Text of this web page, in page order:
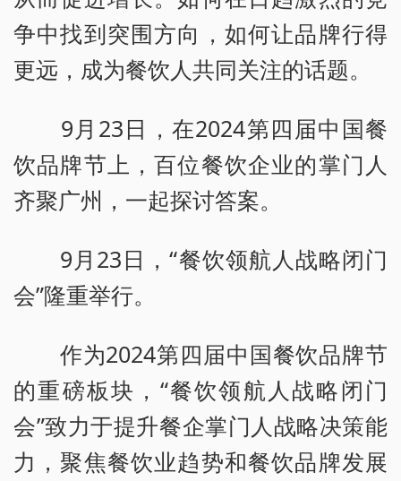
争中找到突围方向，如何让品牌行得
更远，成为餐饮人共同关注的话题。
9月23日，在2024第四届中国餐
饮品牌节上，百位餐饮企业的掌门人
齐聚广州，一起探讨答案。
9月23日，“餐饮领航人战略闭门
会”隆重举行。
作为2024第四届中国餐饮品牌节
的重磅板块，“餐饮领航人战略闭门
会”致力于提升餐企掌门人战略决策能
力，聚焦餐饮业趋势和餐饮品牌发展